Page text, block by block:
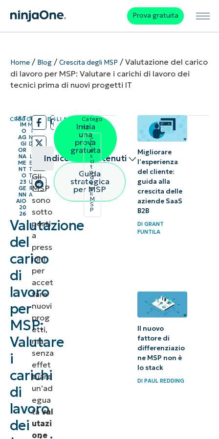
Prova gratuita
Home/ Blog/ Crescita degli MSP / Valutazione del carico
di lavoro per MSP: Valutare i carichi di lavoro dei
tecnici prima di nuovi progetti IT
CRESCITA DEGLI MSP
/
ULT
IM
O
AG
GI
OR
NA
ME
NT
O
23
GE
NN
AIO
20
26
/
8
M
I
N
D
I
L
E
T
T
U
R
A
Valutazione
del
carico
di
lavoro
per
MSP:
Valutare
i
carichi
di
lavoro
dei
Indice dei contenuti
Riepilogo
Fasi di
valutazione
della
Automatizzare
lavoro
la
Gli
MSP
sono
sotto
posti
a
press
ioni
per
accet
tare
nuovi
prog
etti,
ma
senza
effet
tuare
un’ad
egua
taval
utazi
one
Inizia
una
prova
gratuita
Guida
strategica
per MSP
Catego
rie:
C
r
e
s
ci
t
a
d
e
g
li
M
S
P
Migliorare
l’esperienza
del cliente:
guida alla
crescita delle
aziende SaaS
B2B
DIGRANT
FUNTILA
Il nuovo
fattore di
differenziazio
ne MSP non è
lo stack
DIPAUL REDDING